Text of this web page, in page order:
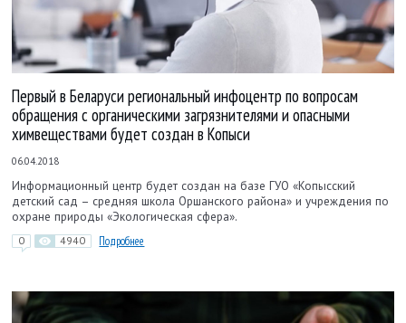
Первый в Беларуси региональный инфоцентр по вопросам
обращения с органическими загрязнителями и опасными
химвеществами будет создан в Копыси
06.04.2018
Информационный центр будет создан на базе ГУО «Копысский
детский сад – средняя школа Оршанского района» и учреждения по
охране природы «Экологическая сфера».
0 4940 Подробнее